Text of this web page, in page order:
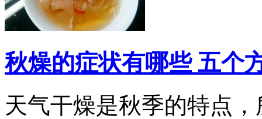
秋燥的症状有哪些 五个
天气干燥是秋季的特点